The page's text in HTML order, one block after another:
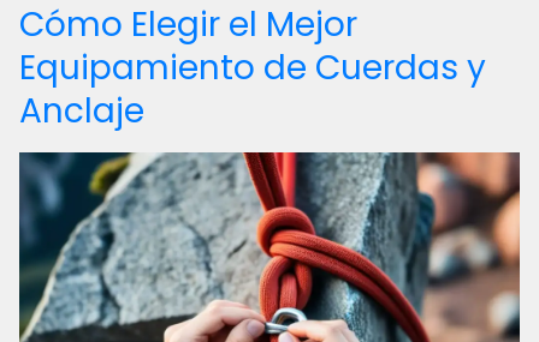
Cómo Elegir el Mejor
Equipamiento de Cuerdas y
Anclaje